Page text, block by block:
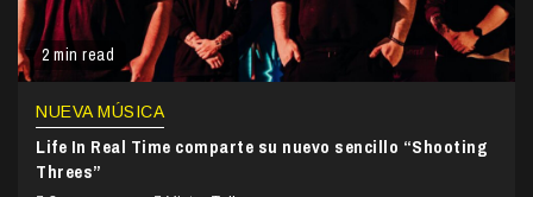
2 min read
NUEVA MÚSICA
Life In Real Time comparte su nuevo sencillo “Shooting
Threes”